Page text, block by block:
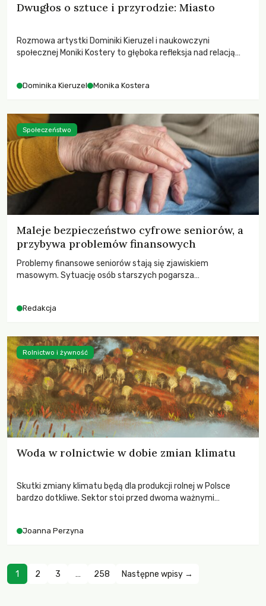
Dwugłos o sztuce i przyrodzie: Miasto
Rozmowa artystki Dominiki Kieruzel i naukowczyni
społecznej Moniki Kostery to głęboka refleksja nad relacją
Dominika Kieruzel Monika Kostera
Maleje bezpieczeństwo cyfrowe seniorów, a
przybywa problemów finansowych
Problemy finansowe seniorów stają się zjawiskiem
masowym. Sytuację osób starszych pogarsza
Redakcja
Społeczeństwo
Woda w rolnictwie w dobie zmian klimatu
Skutki zmiany klimatu będą dla produkcji rolnej w Polsce
bardzo dotkliwe. Sektor stoi przed dwoma ważnymi
zachodzących zmian klimatycznych. Wymagać to będzie
Joanna Perzyna
Rolnictwo i żywność
1 2 3 … 258 Następne wpisy →